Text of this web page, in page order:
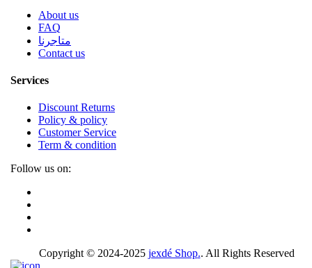
About us
FAQ
متاجرنا
Contact us
Services
Discount Returns
Policy & policy
Customer Service
Term & condition
Follow us on:
Copyright © 2024-2025 jexdé Shop.. All Rights Reserved